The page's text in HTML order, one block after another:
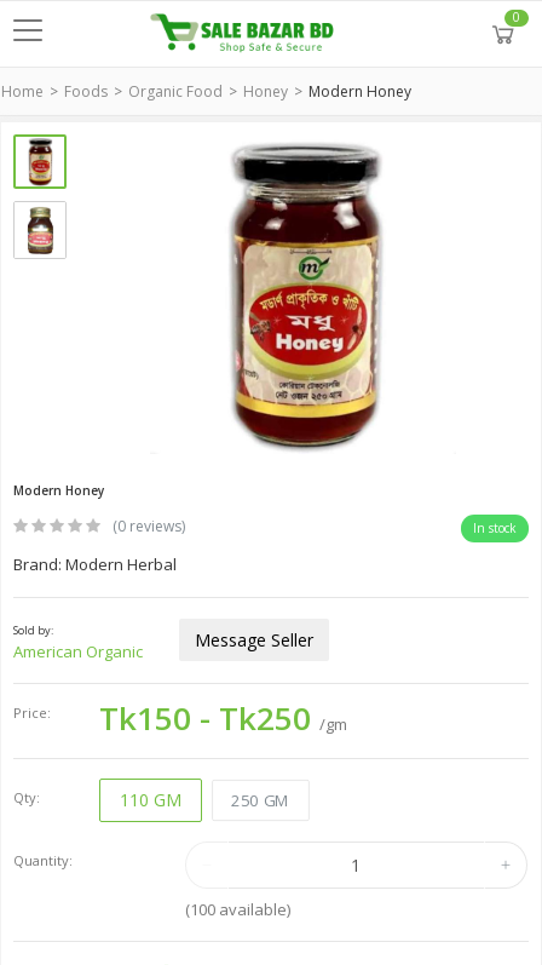
0
Home Foods Organic Food Honey Modern Honey
Modern Honey
(0 reviews) In stock
Brand: Modern Herbal
Sold by:
American Organic Message Seller
Price: Tk150 - Tk250 /gm
Qty: 110 GM 250 GM
Quantity:
(100available)